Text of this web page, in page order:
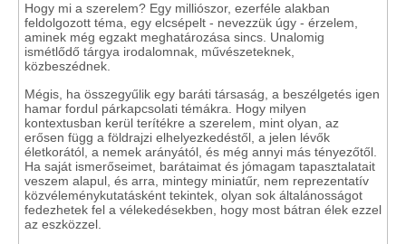
Hogy mi a szerelem? Egy milliószor, ezerféle alakban
feldolgozott téma, egy elcsépelt - nevezzük úgy - érzelem,
aminek még egzakt meghatározása sincs. Unalomig
ismétlődő tárgya irodalomnak, művészeteknek,
közbeszédnek.
Mégis, ha összegyűlik egy baráti társaság, a beszélgetés igen
hamar fordul párkapcsolati témákra. Hogy milyen
kontextusban kerül terítékre a szerelem, mint olyan, az
erősen függ a földrajzi elhelyezkedéstől, a jelen lévők
életkorától, a nemek arányától, és még annyi más tényezőtől.
Ha saját ismerőseimet, barátaimat és jómagam tapasztalatait
veszem alapul, és arra, mintegy miniatűr, nem reprezentatív
közvéleménykutatásként tekintek, olyan sok általánosságot
fedezhetek fel a vélekedésekben, hogy most bátran élek ezzel
az eszközzel.